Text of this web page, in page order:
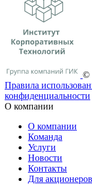
©
Правила
конфиденциальности
О компании
О компании
Команда
Услуги
Новости
Контакты
Для акционеров